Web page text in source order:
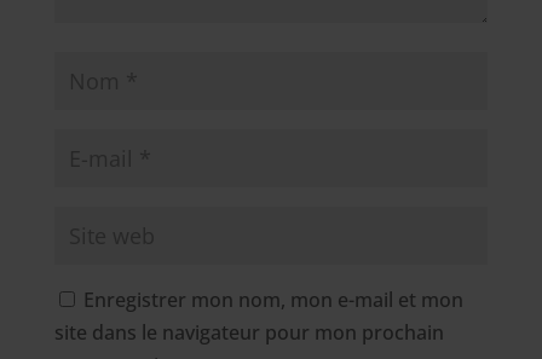
Enregistrer mon nom, mon e-mail et mon
site dans le navigateur pour mon prochain